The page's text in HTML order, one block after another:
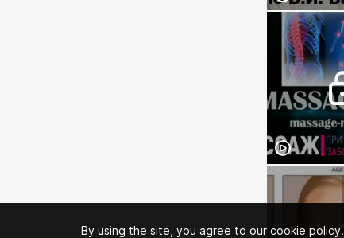
By using the site, you agree to our cookie policy.